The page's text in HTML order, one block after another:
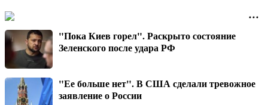
"Пока Киев горел". Раскрыто состояние
Зеленского после удара РФ
"Ее больше нет". В США сделали тревожное
заявление о России